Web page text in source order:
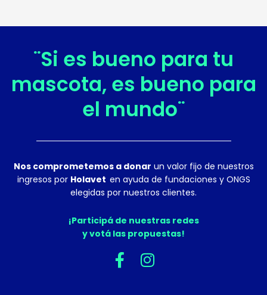
¨Si es bueno para tu
mascota, es bueno para
el mundo¨
Nos comprometemos a donar un valor fijo de nuestros
ingresos por Holavet en ayuda de fundaciones y ONGS
elegidas por nuestros clientes.
¡Participá de nuestras redes
y votá las propuestas!
F
a
I